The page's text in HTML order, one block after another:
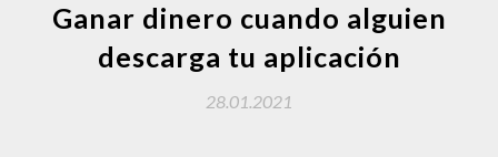
Ganar dinero cuando alguien
descarga tu aplicación
28.01.2021